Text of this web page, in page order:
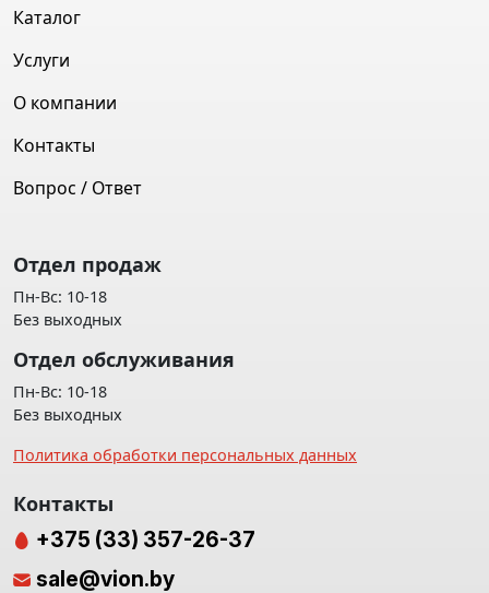
Каталог
Услуги
О компании
Контакты
Вопрос / Ответ
Отдел продаж
Пн-Вс: 10-18
Без выходных
Отдел обслуживания
Пн-Вс: 10-18
Без выходных
Политика обработки персональных данных
Контакты
+375 (33) 357-26-37
sale@vion.by